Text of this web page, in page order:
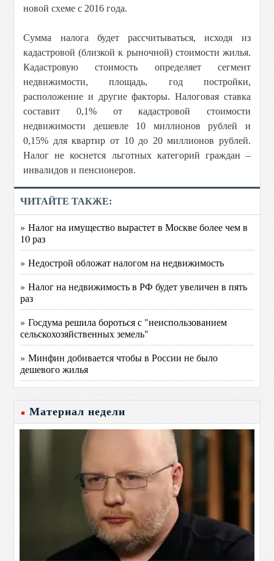
новой схеме с 2016 года.
Сумма налога будет рассчитываться, исходя из
кадастровой (близкой к рыночной) стоимости жилья.
Кадастровую стоимость определяет сегмент
недвижимости, площадь, год постройки,
расположение и другие факторы. Налоговая ставка
составит 0,1% от кадастровой стоимости
недвижимости дешевле 10 миллионов рублей и
0,15% для квартир от 10 до 20 миллионов рублей.
Налог не коснется льготных категорий граждан –
инвалидов и пенсионеров.
ЧИТАЙТЕ ТАКЖЕ:
» Налог на имущество вырастет в Москве более чем в
10 раз
» Недострой обложат налогом на недвижимость
» Налог на недвижимость в РФ будет увеличен в пять
раз
» Госдума решила бороться с "неиспользованием
сельскохозяйственных земель"
» Минфин добивается чтобы в России не было
дешевого жилья
Материал недели